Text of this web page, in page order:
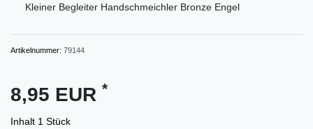
Kleiner Begleiter Handschmeichler Bronze Engel
Artikelnummer: 79144
8,95 EUR *
Inhalt 1 Stück